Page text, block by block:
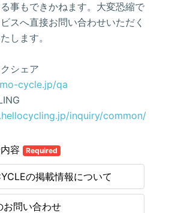
事もできかねます。大変恐縮で
スへ直接お問い合わせいただく
します。
シェア
cycle.jp/qa
inquiry/common/
容 Required
の掲載情報について
お問い合わせ